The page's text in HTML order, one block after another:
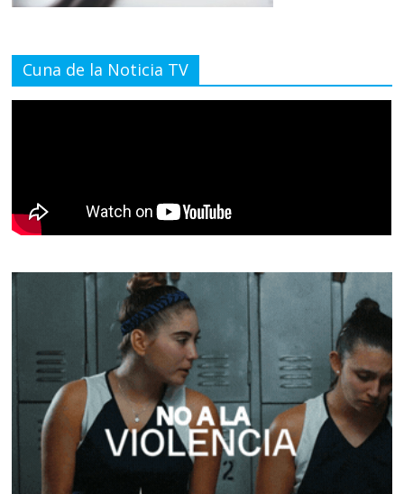
Cuna de la Noticia TV